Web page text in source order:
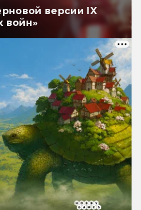
версии IX
войн»